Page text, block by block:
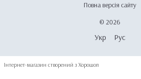
Повна версія сайту
© 2026
Укр Рус
Інтернет-магазин створений з Хорошоп